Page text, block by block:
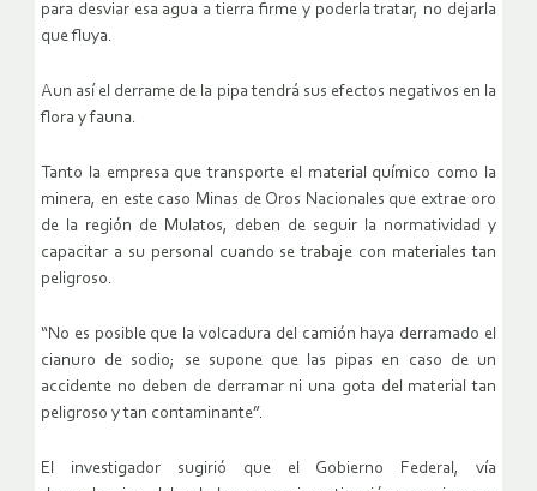
para desviar esa agua a tierra firme y poderla tratar, no dejarla
que fluya.
Aun así el derrame de la pipa tendrá sus efectos negativos en la
flora y fauna.
Tanto la empresa que transporte el material químico como la
minera, en este caso Minas de Oros Nacionales que extrae oro
de la región de Mulatos, deben de seguir la normatividad y
capacitar a su personal cuando se trabaje con materiales tan
peligroso.
“No es posible que la volcadura del camión haya derramado el
cianuro de sodio; se supone que las pipas en caso de un
accidente no deben de derramar ni una gota del material tan
peligroso y tan contaminante”.
El investigador sugirió que el Gobierno Federal, vía